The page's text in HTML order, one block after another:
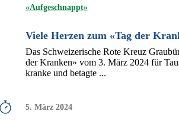
«Aufgeschnappt»
Viele Herzen zum «Tag der
Das Schweizerische Rote Kreuz
der Kranken» vom 3. März 2024 für
kranke und betagte ...
5. März 2024